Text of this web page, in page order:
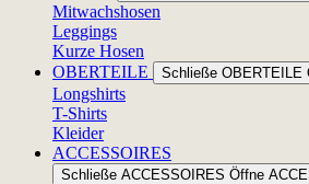
Mitwachshosen
Leggings
Kurze Hosen
OBERTEILE
Schließe OBERTEILE
Longshirts
T-Shirts
Kleider
ACCESSOIRES
Schließe ACCESSOIRES Öffne